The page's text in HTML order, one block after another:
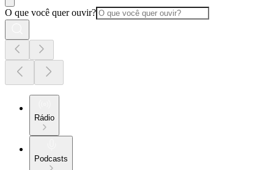
O que você quer ouvir?
Rádio
Podcasts